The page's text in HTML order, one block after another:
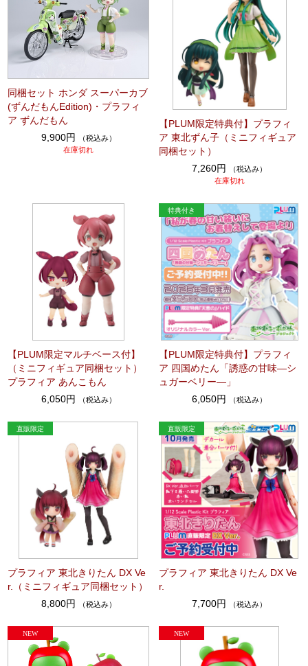
同梱セット ホンダ スーパーカブ
(ずんだもんEdition)・プラフィ
ア ずんだもん
9,900円
（税込み）
在庫切れ
【PLUM限定特典付】プラフィ
ア 東北ずん子（ミニフィギュア
同梱セット）
7,260円
（税込み）
在庫切れ
【PLUM限定マルチベース付】
（ミニフィギュア同梱セット）
プラフィア あんこもん
6,050円
（税込み）
【PLUM限定特典付】プラフィ
ア 四国めたん「誘惑の甘味―シ
ュガーベリー―」
6,050円
（税込み）
プラフィア 東北きりたん DX Ve
r.（ミニフィギュア同梱セット）
8,800円
（税込み）
プラフィア 東北きりたん DX Ve
r.
7,700円
（税込み）